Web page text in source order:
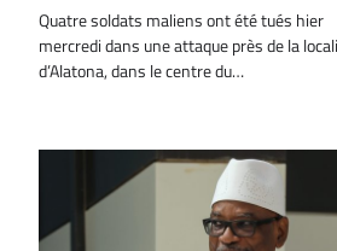
Quatre soldats maliens ont été tués hier
mercredi dans une attaque près de la
d’Alatona, dans le centre du…